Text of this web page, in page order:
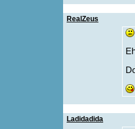
RealZeus
Ladidadida